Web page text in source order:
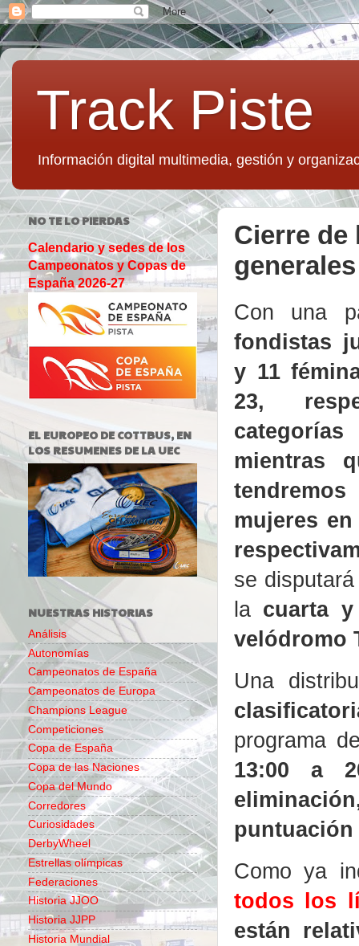
Track Piste
Información digital multimedia, gestión y
Cierre de
Con una
fondistas
y 11
23,
mientras
mujeres
se
la cuarta
velódromo
Una
programa
13:00 a
Como ya
todos los
están
NO TE LO PIERDAS
Calendario y sedes de los
Campeonatos y Copas de
España 2026-27
EL EUROPEO DE COTTBUS, EN
LOS RESUMENES DE LA UEC
NUESTRAS HISTORIAS
Análisis
Autonomías
Campeonatos de España
Campeonatos de Europa
Champions League
Competiciones
Copa de España
Copa de las Naciones
Copa del Mundo
Corredores
Curiosidades
DerbyWheel
Estrellas olímpicas
Federaciones
Historia JJOO
Historia JJPP
Historia Mundial